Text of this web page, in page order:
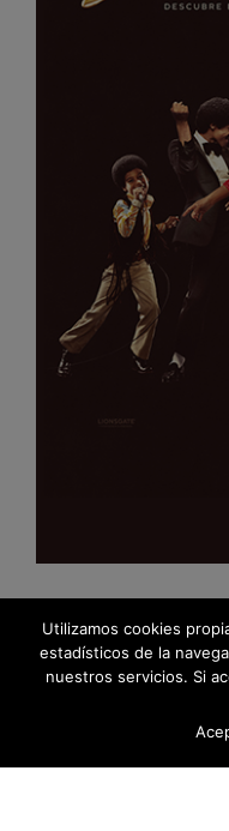
© 2026 Fanáticos del
Utilizamos cookies
estadísticos de la
nuestros servicios. Si